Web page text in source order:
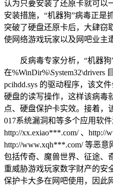
认为只要安装了还原卡就可以
安装措施，“机器狗”病毒正是
突破了硬盘还原卡后，大肆窃
使网络游戏玩家以及网吧业主
反病毒专家分析，“机器狗
在%WinDir%\System32\drivers
pcihdd.sys 的驱动程序，该文
硬盘的读写操作，这样该病毒
点、硬盘保护卡实效。接着，
017系统漏洞和等多个应用软
http://xx.exiao***.com/ 、http://
http://www.xqh***.com/ 等恶
包括传奇、魔兽世界、征途、
重威胁游戏玩家数字财产的安
保护卡大多在网吧使用，因此